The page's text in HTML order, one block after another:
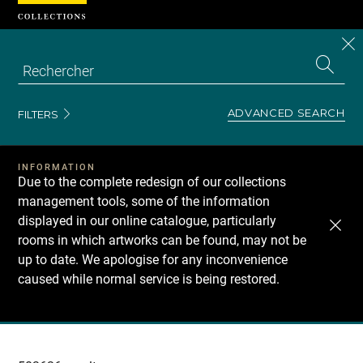
FILTERS ADVANCED SEARCH
INFORMATION
Due to the complete redesign of our collections
management tools, some of the information
displayed in our online catalogue, particularly
rooms in which artworks can be found, may not be
up to date. We apologise for any inconvenience
caused while normal service is being restored.
Recherche
Cookies management panel